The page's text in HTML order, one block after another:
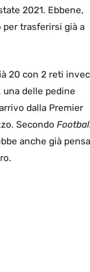
2021. Ebbene,
per trasferirsi già a
20 con 2 reti
delle pedine
dalla Premier
Secondo
anche già